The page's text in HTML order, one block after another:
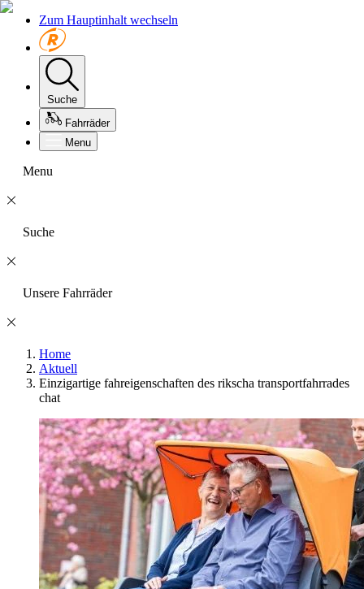
Zum Hauptinhalt wechseln
Suche
Fahrräder
Menu
Menu
Suche
Unsere Fahrräder
Home
Aktuell
Einzigartige fahreigenschaften des rikscha transportfahrrades
chat